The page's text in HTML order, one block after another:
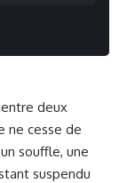
deux
ne cesse de
souffle, une
suspendu